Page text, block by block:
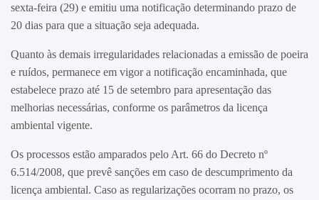
sexta-feira (29) e emitiu uma notificação determinando prazo de
20 dias para que a situação seja adequada.
Quanto às demais irregularidades relacionadas a emissão de poeira
e ruídos, permanece em vigor a notificação encaminhada, que
estabelece prazo até 15 de setembro para apresentação das
melhorias necessárias, conforme os parâmetros da licença
ambiental vigente.
Os processos estão amparados pelo Art. 66 do Decreto nº
6.514/2008, que prevê sanções em caso de descumprimento da
licença ambiental. Caso as regularizações ocorram no prazo, os